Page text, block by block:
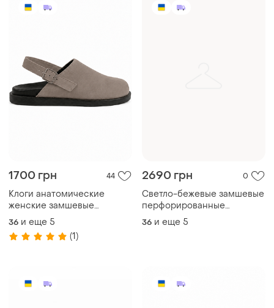
1700 грн 44
Клоги анатомические
женские замшевые
бежевые
36 и еще 5
(1)
2690 грн 0
Светло-бежевые замшевые
перфорированные
шлепанцы анатомические
по форме стопы клоги
36 и еще 5